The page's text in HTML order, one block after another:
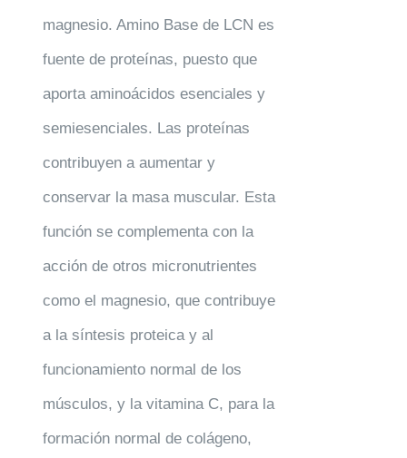
magnesio. Amino Base de LCN es
fuente de proteínas, puesto que
aporta aminoácidos esenciales y
semiesenciales. Las proteínas
contribuyen a aumentar y
conservar la masa muscular. Esta
función se complementa con la
acción de otros micronutrientes
como el magnesio, que contribuye
a la síntesis proteica y al
funcionamiento normal de los
músculos, y la vitamina C, para la
formación normal de colágeno,